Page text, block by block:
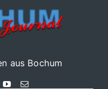
aus Bochum